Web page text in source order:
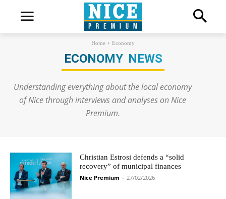
Home Economy
ECONOMY NEWS
Understanding everything about the local economy
of Nice through interviews and analyses on Nice
Premium.
Christian Estrosi defends a “solid
recovery” of municipal finances
Nice Premium - 27/02/2026